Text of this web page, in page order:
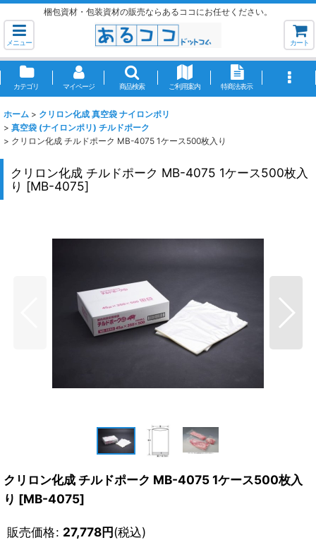
梱包資材・包装資材の販売ならあるココにお任せください。
メニュー カート
カテゴリ マイページ 商品検索 ご利用案内 特商法表示
ホーム > クリロン化成 真空袋 ナイロンポリ
> 真空袋 (ナイロンポリ) チルドポーク
> クリロン化成 チルドポーク MB-4075 1ケース500枚入り
クリロン化成 チルドポーク MB-4075 1ケース500枚入
り [MB-4075]
クリロン化成 チルドポーク MB-4075 1ケース500枚入
り [MB-4075]
販売価格: 27,778円(税込)